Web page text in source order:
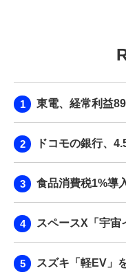
LIFE
東電、経常利益
ドコモの銀行、
食品消費税1%導
スペースX「宇宙
スズキ「軽EV」